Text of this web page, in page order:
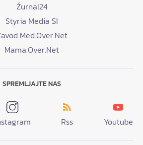
Žurnal24
Styria Media SI
Med.Over.Net
Mama.Over.Net
SPREMLJAJTE NAS
Rss Youtube